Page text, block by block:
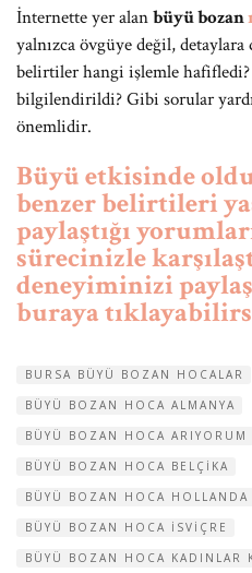
İnternette yer alanbüyü bozan
yalnızca övgüye değil, detaylara
belirtiler hangi işlemle
bilgilendirildi? Gibi sorular
önemlidir.
Büyü etkisinde
benzer belirtileri
paylaştığı
sürecinizle
deneyiminizi
buraya
BURSA BÜYÜ BOZAN HOCALAR
BÜYÜ BOZAN HOCA ALMANYA
BÜYÜ BOZAN HOCA ARIYORUM
BÜYÜ BOZAN HOCA BELÇIKA
BÜYÜ BOZAN HOCA HOLLANDA
BÜYÜ BOZAN HOCA ISVIÇRE
BÜYÜ BOZAN HOCA KADINLAR